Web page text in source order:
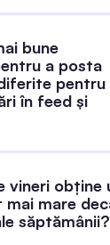
bune
a posta
pentru
în feed și
vineri obține
mai mare
săptămânii?